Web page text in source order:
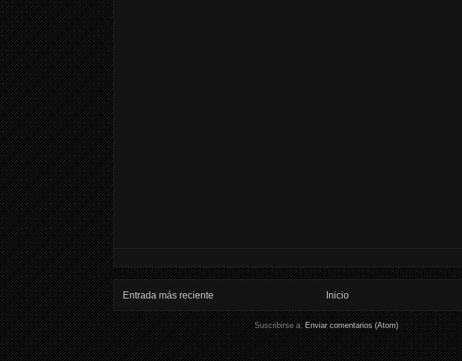
Entrada más reciente Inicio
Suscribirse a:Enviar comentarios (Atom)